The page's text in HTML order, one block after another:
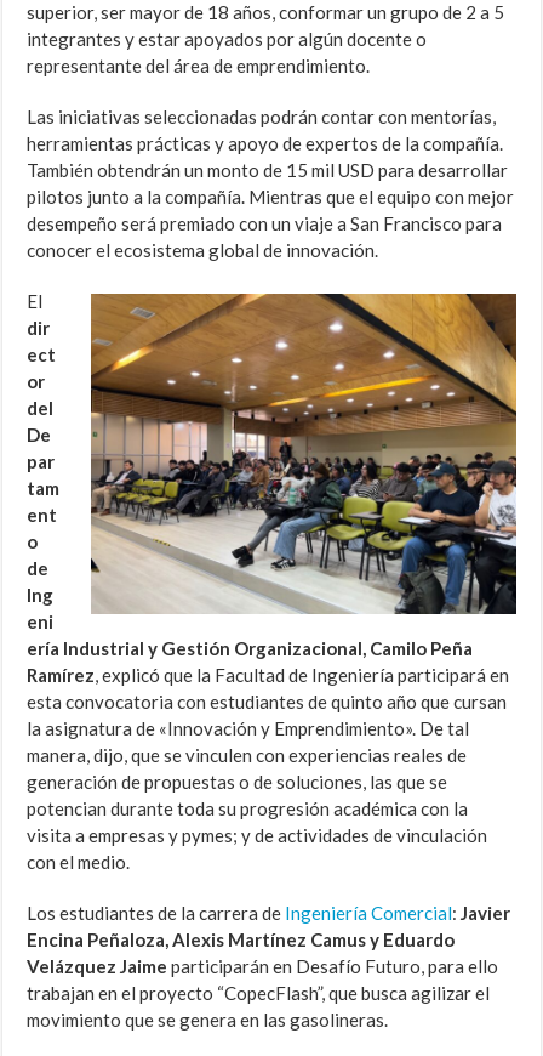
superior, ser mayor de 18 años, conformar un grupo de 2 a 5
integrantes y estar apoyados por algún docente o
representante del área de emprendimiento.
Las iniciativas seleccionadas podrán contar con mentorías,
herramientas prácticas y apoyo de expertos de la compañía.
También obtendrán un monto de 15 mil USD para desarrollar
pilotos junto a la compañía. Mientras que el equipo con mejor
desempeño será premiado con un viaje a San Francisco para
conocer el ecosistema global de innovación.
El
dir
ect
or
del
De
par
tam
ent
o
de
Ing
eni
ería Industrial y Gestión Organizacional, Camilo Peña
Ramírez, explicó que la Facultad de Ingeniería participará en
esta convocatoria con estudiantes de quinto año que cursan
la asignatura de «Innovación y Emprendimiento». De tal
manera, dijo, que se vinculen con experiencias reales de
generación de propuestas o de soluciones, las que se
potencian durante toda su progresión académica con la
visita a empresas y pymes; y de actividades de vinculación
con el medio.
Los estudiantes de la carrera de Ingeniería Comercial:Javier
Encina Peñaloza, Alexis Martínez Camus y Eduardo
Velázquez Jaime participarán en Desafío Futuro, para ello
trabajan en el proyecto “CopecFlash”, que busca agilizar el
movimiento que se genera en las gasolineras.